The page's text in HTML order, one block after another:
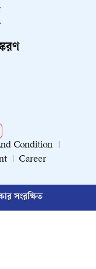
Condition
Career
সংরক্ষিত